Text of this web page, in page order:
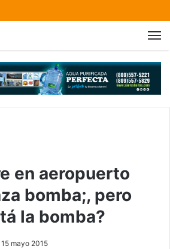
en aeropuerto
bomba;, pero
la bomba?
15 mayo 2015